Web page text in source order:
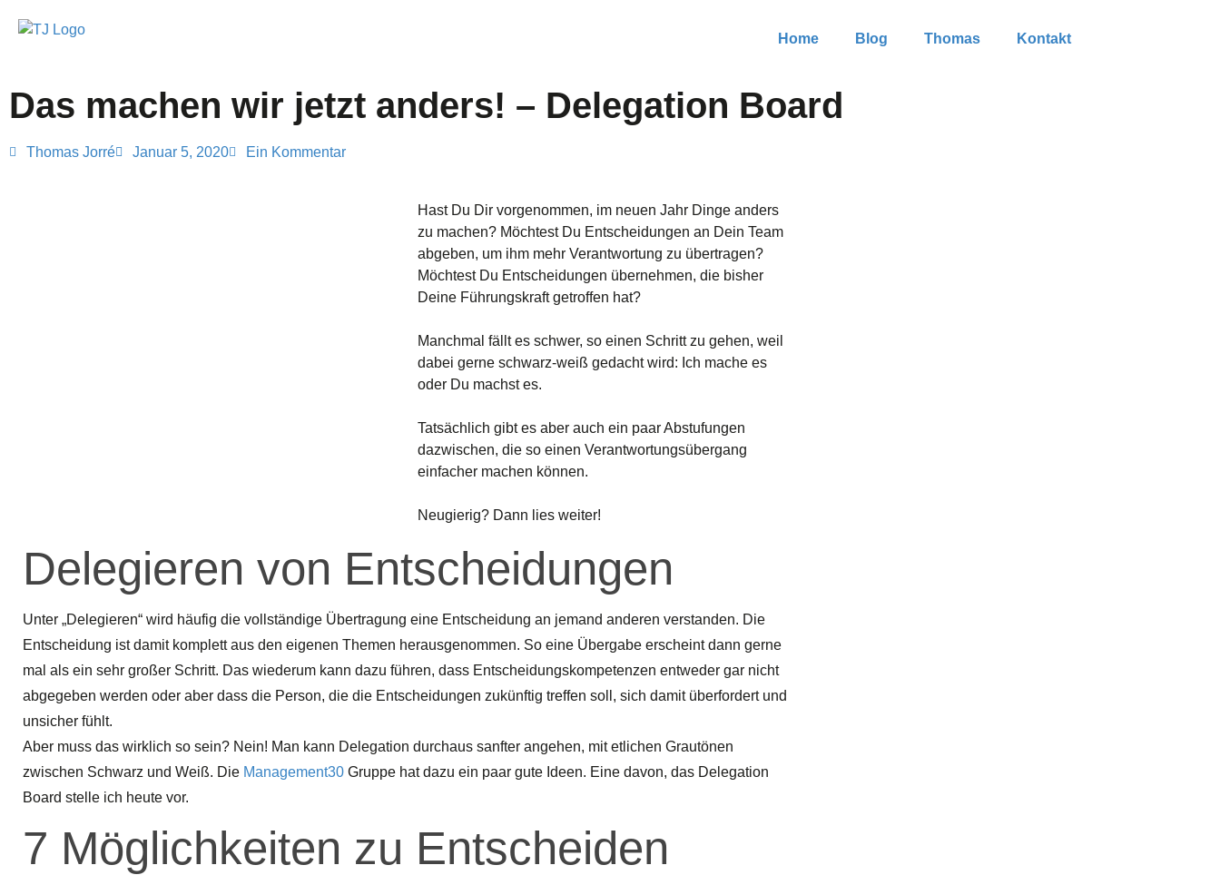
Home Blog Thomas Kontakt
Das machen wir jetzt anders! – Delegation Board
Thomas Jorré Januar 5, 2020 Ein Kommentar
Hast Du Dir vorgenommen, im neuen Jahr Dinge anders
zu machen? Möchtest Du Entscheidungen an Dein Team
abgeben, um ihm mehr Verantwortung zu übertragen?
Möchtest Du Entscheidungen übernehmen, die bisher
Deine Führungskraft getroffen hat?
Manchmal fällt es schwer, so einen Schritt zu gehen, weil
dabei gerne schwarz-weiß gedacht wird: Ich mache es
oder Du machst es.
Tatsächlich gibt es aber auch ein paar Abstufungen
dazwischen, die so einen Verantwortungsübergang
einfacher machen können.
Neugierig? Dann lies weiter!
Delegieren von Entscheidungen
Unter „Delegieren“ wird häufig die vollständige Übertragung eine Entscheidung an jemand anderen verstanden. Die
Entscheidung ist damit komplett aus den eigenen Themen herausgenommen. So eine Übergabe erscheint dann gerne
mal als ein sehr großer Schritt. Das wiederum kann dazu führen, dass Entscheidungskompetenzen entweder gar nicht
abgegeben werden oder aber dass die Person, die die Entscheidungen zukünftig treffen soll, sich damit überfordert und
unsicher fühlt.
Aber muss das wirklich so sein? Nein! Man kann Delegation durchaus sanfter angehen, mit etlichen Grautönen
zwischen Schwarz und Weiß. Die Management30 Gruppe hat dazu ein paar gute Ideen. Eine davon, das Delegation
Board stelle ich heute vor.
7 Möglichkeiten zu Entscheiden